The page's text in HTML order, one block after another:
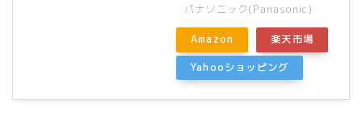
パナソニック(Panasonic)
Amazon 楽天市場
Yahooショッピング